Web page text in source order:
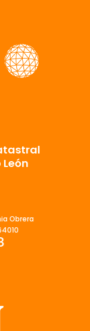
Obrera